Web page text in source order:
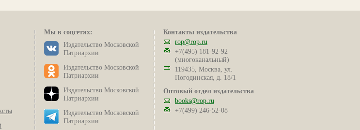
Мы в соцсетях:
Издательство Московской
Патриархии
Издательство Московской
Патриархии
Издательство Московской
Патриархии
Издательство Московской
Патриархии
Контакты издательства
rop@rop.ru
+7(495) 181-92-92
(многоканальный)
119435, Москва, ул.
Погодинская, д. 18/1
Оптовый отдел издательства
books@rop.ru
+7(499) 246-52-08